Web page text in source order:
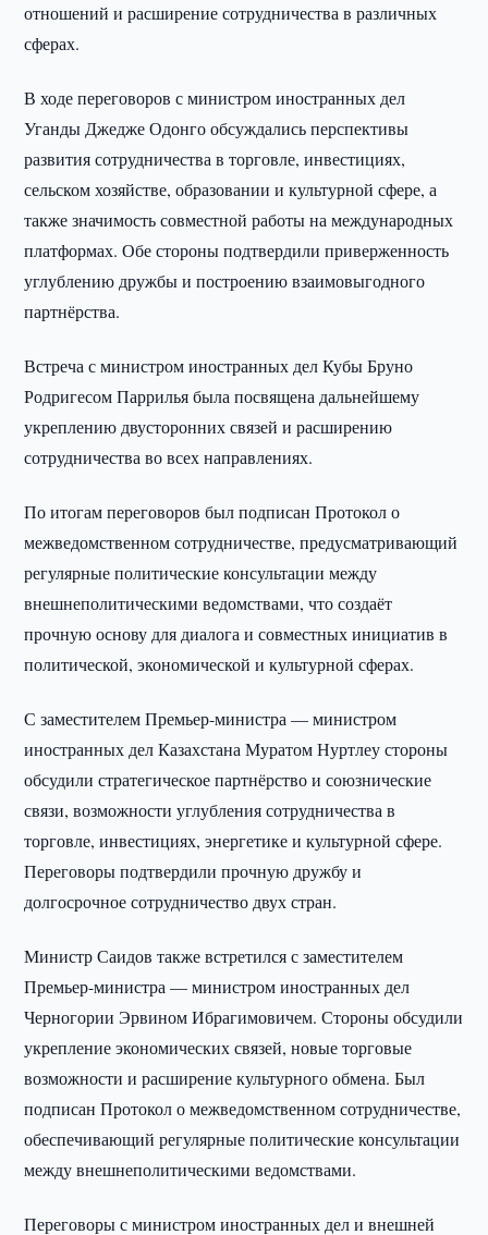
отношений и расширение сотрудничества в различных
сферах.
В ходе переговоров с министром иностранных дел
Уганды Джедже Одонго обсуждались перспективы
развития сотрудничества в торговле, инвестициях,
сельском хозяйстве, образовании и культурной сфере, а
также значимость совместной работы на международных
платформах. Обе стороны подтвердили приверженность
углублению дружбы и построению взаимовыгодного
партнёрства.
Встреча с министром иностранных дел Кубы Бруно
Родригесом Паррилья была посвящена дальнейшему
укреплению двусторонних связей и расширению
сотрудничества во всех направлениях.
По итогам переговоров был подписан Протокол о
межведомственном сотрудничестве, предусматривающий
регулярные политические консультации между
внешнеполитическими ведомствами, что создаёт
прочную основу для диалога и совместных инициатив в
политической, экономической и культурной сферах.
С заместителем Премьер-министра — министром
иностранных дел Казахстана Муратом Нуртлеу стороны
обсудили стратегическое партнёрство и союзнические
связи, возможности углубления сотрудничества в
торговле, инвестициях, энергетике и культурной сфере.
Переговоры подтвердили прочную дружбу и
долгосрочное сотрудничество двух стран.
Министр Саидов также встретился с заместителем
Премьер-министра — министром иностранных дел
Черногории Эрвином Ибрагимовичем. Стороны обсудили
укрепление экономических связей, новые торговые
возможности и расширение культурного обмена. Был
подписан Протокол о межведомственном сотрудничестве,
обеспечивающий регулярные политические консультации
между внешнеполитическими ведомствами.
Переговоры с министром иностранных дел и внешней